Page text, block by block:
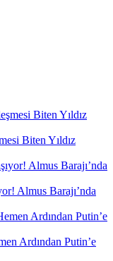
Biten Yıldız
Almus Barajı’nda
Ardından Putin’e